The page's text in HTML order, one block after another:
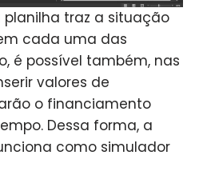
planilha traz a situação
cada uma das
é possível também, nas
valores de
o financiamento
Dessa forma, a
como simulador